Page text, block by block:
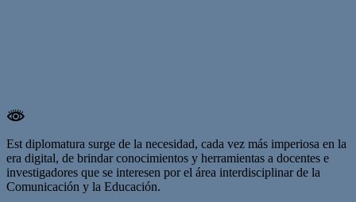
Est diplomatura surge de la necesidad, cada vez más imperiosa en la
era digital, de brindar conocimientos y herramientas a docentes e
investigadores que se interesen por el área interdisciplinar de la
Comunicación y la Educación.